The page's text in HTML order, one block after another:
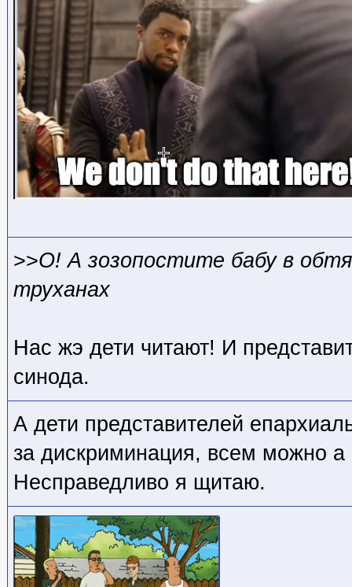
>>О! А зозопостите бабу в
труханах
Нас жэ дети читают! И
синода.
А дети представителей
за дискриминация, всем можно а
Несправедливо я щитаю.